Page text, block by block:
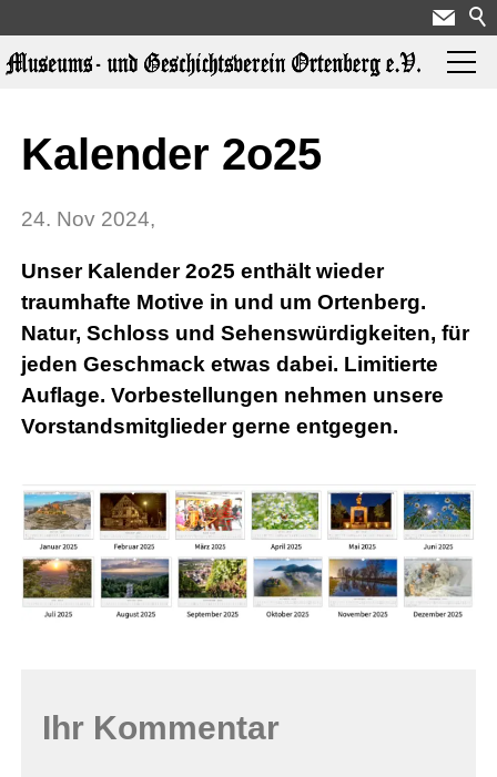
Aktuelles
Über uns
Ausstellungen
Geschichte
Antiquariat
Kalender 2o25
24. Nov 2024,
Unser Kalender 2o25 enthält wieder
traumhafte Motive in und um Ortenberg.
Natur, Schloss und Sehenswürdigkeiten, für
jeden Geschmack etwas dabei. Limitierte
Auflage. Vorbestellungen nehmen unsere
Vorstandsmitglieder gerne entgegen.
Ihr Kommentar